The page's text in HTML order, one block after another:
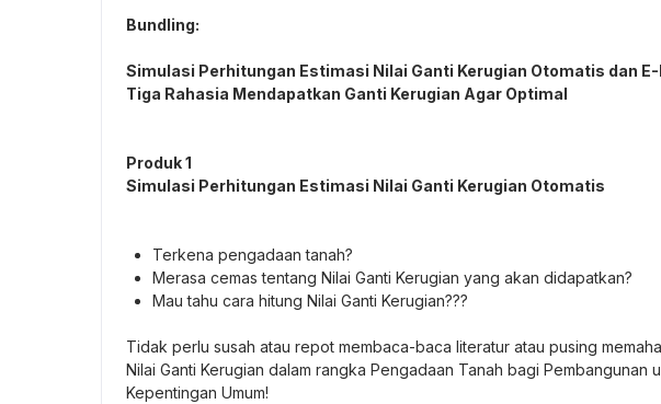
Bundling:
Simulasi Perhitungan Estimasi Nilai Ganti Kerugian Otomatis dan
Tiga Rahasia Mendapatkan Ganti Kerugian Agar Optimal
Produk 1
Simulasi Perhitungan Estimasi Nilai Ganti Kerugian Otomatis
Terkena pengadaan tanah?
Merasa cemas tentang Nilai Ganti Kerugian yang akan didapatkan?
Mau tahu cara hitung Nilai Ganti Kerugian???
Tidak perlu susah atau repot membaca-baca literatur atau pusing
Nilai Ganti Kerugian dalam rangka Pengadaan Tanah bagi Pembangunan
Kepentingan Umum!